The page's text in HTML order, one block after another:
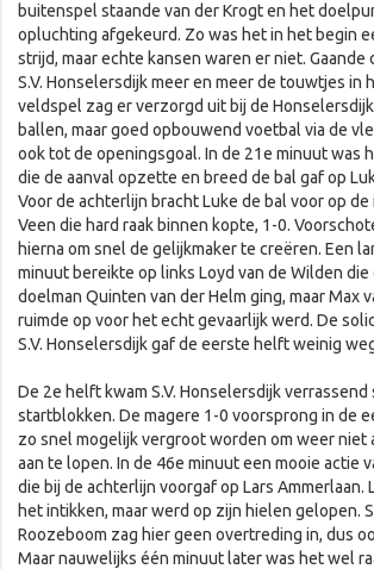
buitenspel staande van der Krogt en het
opluchting afgekeurd. Zo was het in het begin
strijd, maar echte kansen waren er niet. Gaande
S.V. Honselersdijk meer en meer de touwtjes in
veldspel zag er verzorgd uit bij de
ballen, maar goed opbouwend voetbal via de
ook tot de openingsgoal. In de 21e minuut was
die de aanval opzette en breed de bal gaf op
Voor de achterlijn bracht Luke de bal voor op
Veen die hard raak binnen kopte, 1-0.
hierna om snel de gelijkmaker te creëren. Een
minuut bereikte op links Loyd van de Wilden
doelman Quinten van der Helm ging, maar Max
ruimde op voor het echt gevaarlijk werd. De
S.V. Honselersdijk gaf de eerste helft weinig
De 2e helft kwam S.V. Honselersdijk verrassend
startblokken. De magere 1-0 voorsprong in de
zo snel mogelijk vergroot worden om weer niet
aan te lopen. In de 46e minuut een mooie actie
die bij de achterlijn voorgaf op Lars Ammerlaan.
het intikken, maar werd op zijn hielen gelopen.
Roozeboom zag hier geen overtreding in, dus
Maar nauwelijks één minuut later was het wel